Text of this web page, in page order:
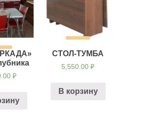
₽
СТОЛ-ТУМБА
5,550.00₽
В корзину